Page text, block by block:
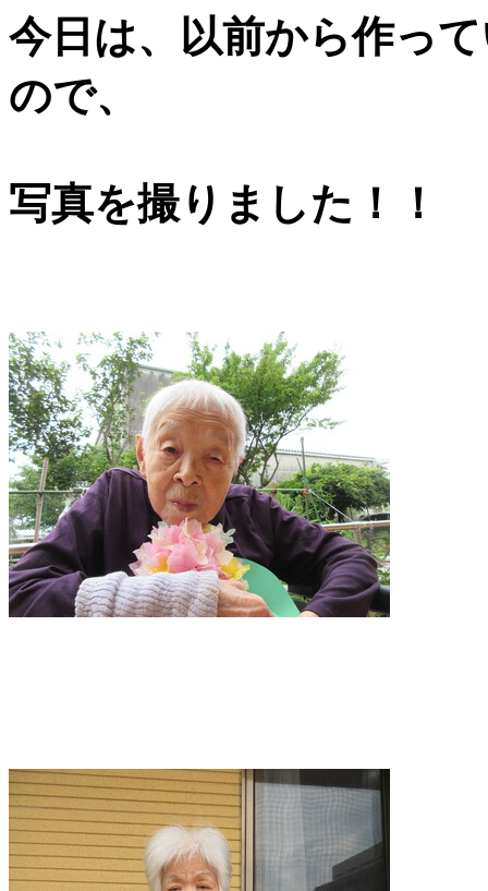
今日は、以前から作っ
ので、
写真を撮りました！！